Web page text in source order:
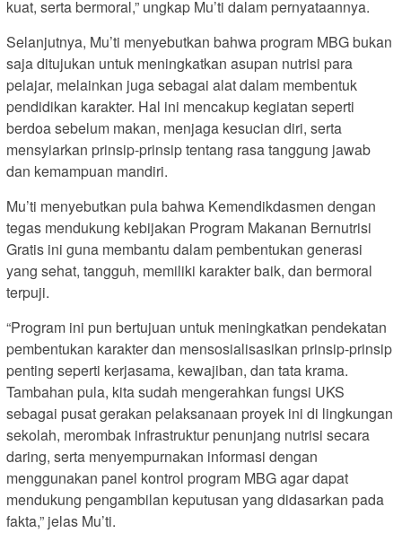
kuat, serta bermoral,” ungkap Mu’ti dalam pernyataannya.
Selanjutnya, Mu’ti menyebutkan bahwa program MBG bukan
saja ditujukan untuk meningkatkan asupan nutrisi para
pelajar, melainkan juga sebagai alat dalam membentuk
pendidikan karakter. Hal ini mencakup kegiatan seperti
berdoa sebelum makan, menjaga kesucian diri, serta
mensyiarkan prinsip-prinsip tentang rasa tanggung jawab
dan kemampuan mandiri.
Mu’ti menyebutkan pula bahwa Kemendikdasmen dengan
tegas mendukung kebijakan Program Makanan Bernutrisi
Gratis ini guna membantu dalam pembentukan generasi
yang sehat, tangguh, memiliki karakter baik, dan bermoral
terpuji.
“Program ini pun bertujuan untuk meningkatkan pendekatan
pembentukan karakter dan mensosialisasikan prinsip-prinsip
penting seperti kerjasama, kewajiban, dan tata krama.
Tambahan pula, kita sudah mengerahkan fungsi UKS
sebagai pusat gerakan pelaksanaan proyek ini di lingkungan
sekolah, merombak infrastruktur penunjang nutrisi secara
daring, serta menyempurnakan informasi dengan
menggunakan panel kontrol program MBG agar dapat
mendukung pengambilan keputusan yang didasarkan pada
fakta,” jelas Mu’ti.